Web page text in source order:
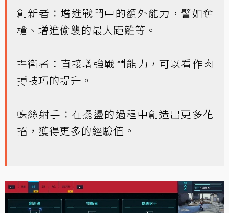
創新者：增進戰鬥中的額外能力，譬如奪
槍、增進偷襲的最大距離等。
捍衛者：直接增強戰鬥能力，可以看作肉
搏技巧的提升。
蛛絲射手：在擺盪的過程中創造出更多花
招，獲得更多的經驗值。